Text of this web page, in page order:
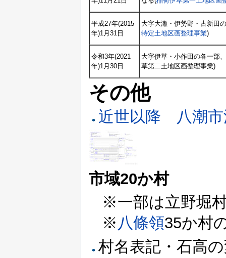
平成27年(2015
年)1月31日
大字大瀬・伊勢野・古新田
特定土地区画整理事業)
令和3年(2021
年)1月30日
大字伊草・小作田の各一部
草第二土地区画整理事業)
その他
近世以降 八潮市
市域20か村
※一部は立野堀
※ 八條領35か村
村名表記・石高